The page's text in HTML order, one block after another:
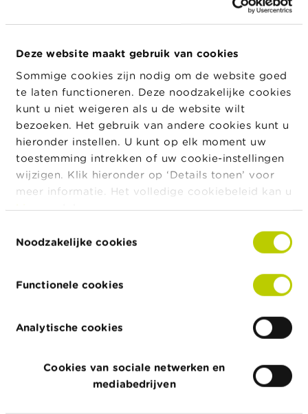
Deze website maakt gebruik van cookies
Sommige cookies zijn nodig om de website goed
te laten functioneren. Deze noodzakelijke cookies
kunt u niet weigeren als u de website wilt
bezoeken. Het gebruik van andere cookies kunt u
hieronder instellen. U kunt op elk moment uw
toestemming intrekken of uw cookie-instellingen
wijzigen. Klik hieronder op ‘Details tonen’ voor
meer informatie. Het volledige cookiebeleid kan u
hierraadplegen.
Noodzakelijke cookies
Functionele cookies
Analytische cookies
Cookies van sociale netwerken en
mediabedrijven
Z
o
bracht. De Thesaurie lichtte de verplichtingen toe
inzake identificatie van uiteindelijk begunstigden, in
over financiële sancties.
De FSMA is verheugd over het succes van dit
evenement. Ruim 2.000 personen, Franstaligen en
Nederlandstaligen, namen deel aan deze vierde editie,
georganiseerd in de vorm van twee aparte webinars.
Met deze vierde editie bevestigt de FSMA haar wil
om de sensibilisering voort te zetten en een
constructieve dialoog te onderhouden met de
onderworpen entiteiten over de essentiële
financiering van terrorisme.
van IEP INVEST